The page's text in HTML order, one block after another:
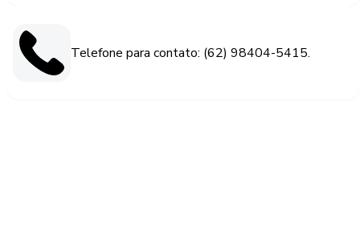
Telefone para contato: (62) 98404-5415.